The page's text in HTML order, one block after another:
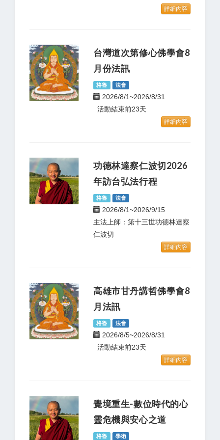
詳細內容
台灣道次第修心佛學會8
月份法訊
格魯 法會
2026/8/1~2026/8/31
活動結束前23天
詳細內容
功德林達察仁波切2026
年訪台弘法行程
格魯 法會
2026/8/1~2026/9/15
主法上師：第十三世功德林達察
仁波切
詳細內容
高雄市甘丹講哲佛學會8
月法訊
格魯 法會
2026/8/5~2026/8/31
活動結束前23天
詳細內容
覺境重生-數位時代的心
靈危機與安心之道
格魯 學術